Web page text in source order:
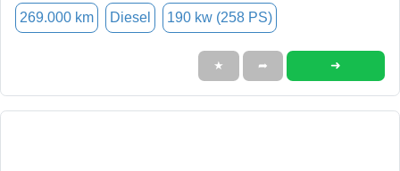
269.000 km Diesel 190 kw (258 PS)
★ ➦ ➜